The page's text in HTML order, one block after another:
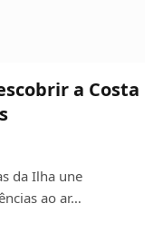
a Costa
da Ilha une
ao ar…